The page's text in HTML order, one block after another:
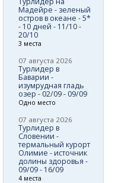
Мадейре - зеленый
остров в океане - 5*
- 10 дней - 11/10 -
20/10
3 места
07 августа 2026
Турлидер в
Баварии -
изумрудная гладь
озер - 02/09 - 09/09
Одно место
07 августа 2026
Турлидер в
Словении -
термальный курорт
Олимие - источник
долины здоровья -
09/09 - 16/09
4 места